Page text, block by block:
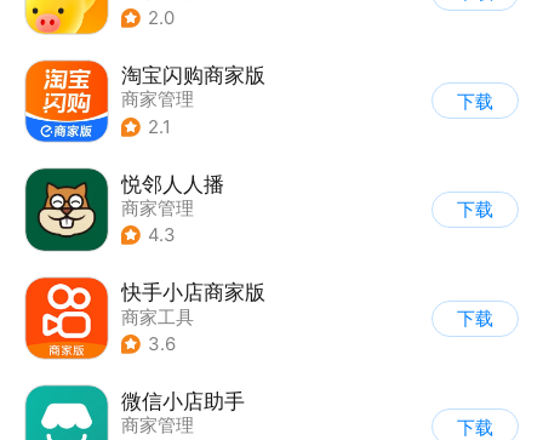
2.0
淘宝闪购商家版
商家管理
2.1
下载
悦邻人人播
商家管理
4.3
下载
快手小店商家版
商家工具
3.6
下载
微信小店助手
商家管理
下载